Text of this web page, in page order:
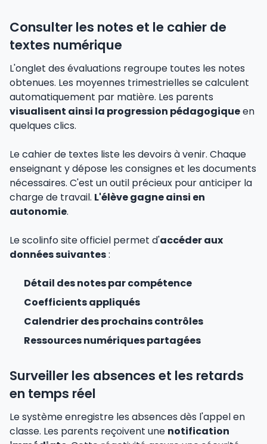
Consulter les notes et le cahier de
textes numérique
L'onglet des évaluations regroupe toutes les notes
obtenues. Les moyennes trimestrielles se calculent
automatiquement par matière. Les parents
visualisent ainsi la progression pédagogiqueen
quelques clics.
Le cahier de textes liste les devoirs à venir. Chaque
enseignant y dépose les consignes et les documents
nécessaires. C'est un outil précieux pour anticiper la
charge de travail. L'élève gagne ainsi en
autonomie.
Le scolinfo site officiel permet d'accéder aux
données suivantes:
Détail des notes par compétence
Coefficients appliqués
Calendrier des prochains contrôles
Ressources numériques partagées
Surveiller les absences et les retards
en temps réel
Le système enregistre les absences dès l'appel en
classe. Les parents reçoivent une notification